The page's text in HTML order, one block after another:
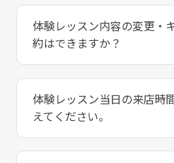
体験レッスン内容の変更・
約はできますか？
体験レッスン当日の来店時
えてください。